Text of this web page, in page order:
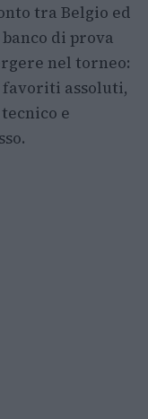
tra Belgio ed
di prova
nel torneo:
assoluti,
e